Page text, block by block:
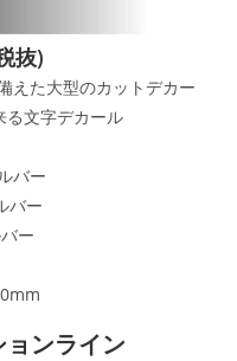
抜)
えた大型のカットデカー
る文字デカール
バー
バー
ー
ンライン